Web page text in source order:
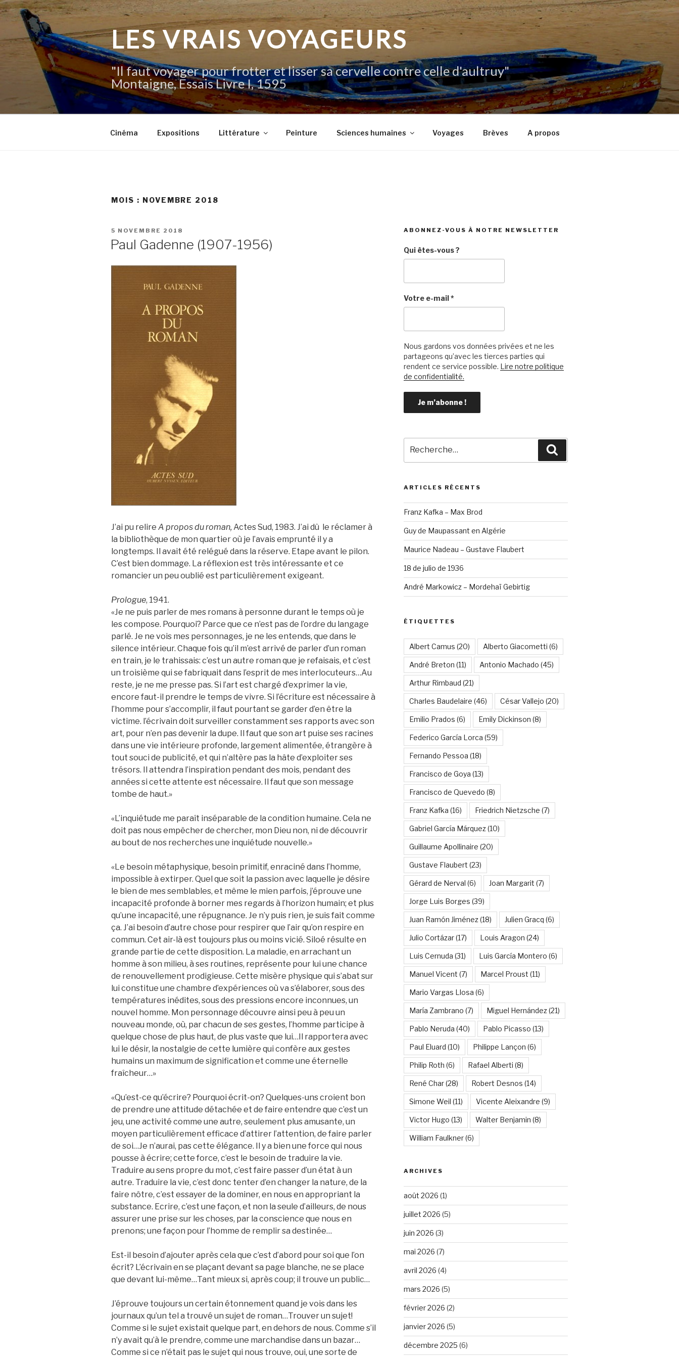
Aller
au
contenu
principal
LES VRAIS VOYAGEURS
"Il faut voyager pour frotter et lisser sa cervelle contre celle d'aultruy"
Montaigne, Essais Livre I, 1595
Cinéma Expositions Littérature Peinture Sciences humaines Voyages Brèves A propos
MOIS : NOVEMBRE 2018
PUBLIÉ
5 NOVEMBRE 2018
Paul Gadenne (1907-1956)
J’ai pu relire A propos du roman, Actes Sud, 1983. J’ai dû le réclamer à
la bibliothèque de mon quartier où je l’avais emprunté il y a
longtemps. Il avait été relégué dans la réserve. Etape avant le pilon.
C’est bien dommage. La réflexion est très intéressante et ce
romancier un peu oublié est particulièrement exigeant.
Prologue, 1941.
«Je ne puis parler de mes romans à personne durant le temps où je
les compose. Pourquoi? Parce que ce n’est pas de l’ordre du langage
parlé. Je ne vois mes personnages, je ne les entends, que dans le
silence intérieur. Chaque fois qu’il m’est arrivé de parler d’un roman
en train, je le trahissais: c’est un autre roman que je refaisais, et c’est
un troisième qui se fabriquait dans l’esprit de mes interlocuteurs…Au
reste, je ne me presse pas. Si l’art est chargé d’exprimer la vie,
encore faut-il prendre le temps de vivre. Si l’écriture est nécessaire à
l’homme pour s’accomplir, il faut pourtant se garder d’en être la
victime. l’écrivain doit surveiller constamment ses rapports avec son
art, pour n’en pas devenir la dupe. Il faut que son art puise ses racines
dans une vie intérieure profonde, largement alimentée, étrangère à
tout souci de publicité, et qui n’altère pas la hâte d’exploiter ses
trésors. Il attendra l’inspiration pendant des mois, pendant des
années si cette attente est nécessaire. Il faut que son message
tombe de haut.»
«L’inquiétude me paraît inséparable de la condition humaine. Cela ne
doit pas nous empêcher de chercher, mon Dieu non, ni de découvrir
au bout de nos recherches une inquiétude nouvelle.»
«Le besoin métaphysique, besoin primitif, enraciné dans l’homme,
impossible à extirper. Quel que soit la passion avec laquelle je désire
le bien de mes semblables, et même le mien parfois, j’éprouve une
incapacité profonde à borner mes regards à l’horizon humain; et plus
qu’une incapacité, une répugnance. Je n’y puis rien, je suis fait comme
ça. J’ai besoin d’autre chose pour respirer que l’air qu’on respire en
commun. Cet air-là est toujours plus ou moins vicié. Siloé résulte en
grande partie de cette disposition. La maladie, en arrachant un
homme à son milieu, à ses routines, représente pour lui une chance
de renouvellement prodigieuse. Cette misère physique qui s’abat sur
lui constitue une chambre d’expériences où va s’élaborer, sous des
températures inédites, sous des pressions encore inconnues, un
nouvel homme. Mon personnage découvre ainsi peu à peu un
nouveau monde, où, par chacun de ses gestes, l’homme participe à
quelque chose de plus haut, de plus vaste que lui…Il rapportera avec
lui le désir, la nostalgie de cette lumière qui confère aux gestes
humains un maximum de signification et comme une éternelle
fraîcheur…»
«Qu’est-ce qu’écrire? Pourquoi écrit-on? Quelques-uns croient bon
de prendre une attitude détachée et de faire entendre que c’est un
jeu, une activité comme une autre, seulement plus amusante, un
moyen particulièrement efficace d’attirer l’attention, de faire parler
de soi…Je n’aurai, pas cette élégance. Il y a bien une force qui nous
pousse à écrire; cette force, c’est le besoin de traduire la vie.
Traduire au sens propre du mot, c’est faire passer d’un état à un
autre. Traduire la vie, c’est donc tenter d’en changer la nature, de la
faire nôtre, c’est essayer de la dominer, en nous en appropriant la
substance. Ecrire, c’est une façon, et non la seule d’ailleurs, de nous
assurer une prise sur les choses, par la conscience que nous en
prenons; une façon pour l’homme de remplir sa destinée…
Est-il besoin d’ajouter après cela que c’est d’abord pour soi que l’on
écrit? L’écrivain en se plaçant devant sa page blanche, ne se place
que devant lui-même…Tant mieux si, après coup; il trouve un public…
J’éprouve toujours un certain étonnement quand je vois dans les
journaux qu’un tel a trouvé un sujet de roman…Trouver un sujet!
Comme si le sujet existait quelque part, en dehors de nous. Comme s’il
n’y avait qu’à le prendre, comme une marchandise dans un bazar…
Comme si ce n’était pas le sujet qui nous trouve, oui, une sorte de
ABONNEZ-VOUS À NOTRE NEWSLETTER
Qui êtes-vous ?
Votre e-mail*
Nous gardons vos données privées et ne les
partageons qu’avec les tierces parties qui
rendent ce service possible. Lire notre politique
de confidentialité.
pour
:
ARTICLES RÉCENTS
Franz Kafka – Max Brod
Guy de Maupassant en Algérie
Maurice Nadeau – Gustave Flaubert
18 de julio de 1936
André Markowicz – Mordehaï Gebirtig
ÉTIQUETTES
Albert Camus (20) Alberto Giacometti (6)
André Breton (11) Antonio Machado (45)
Arthur Rimbaud (21)
Charles Baudelaire (46) César Vallejo (20)
Emilio Prados (6) Emily Dickinson (8)
Federico García Lorca (59)
Fernando Pessoa (18)
Francisco de Goya (13)
Francisco de Quevedo (8)
Franz Kafka (16) Friedrich Nietzsche (7)
Gabriel García Márquez(10)
Guillaume Apollinaire (20)
Gustave Flaubert (23)
Gérard de Nerval (6) Joan Margarit (7)
Jorge Luis Borges (39)
Juan Ramón Jiménez(18) Julien Gracq (6)
Julio Cortázar(17) Louis Aragon (24)
Luis Cernuda (31) Luis García Montero (6)
Manuel Vicent (7) Marcel Proust (11)
Mario Vargas Llosa (6)
María Zambrano (7) Miguel Hernández(21)
Pablo Neruda (40) Pablo Picasso (13)
Paul Eluard (10) Philippe Lançon (6)
Philip Roth (6) Rafael Alberti (8)
René Char(28) Robert Desnos (14)
Simone Weil (11) Vicente Aleixandre (9)
Victor Hugo (13) Walter Benjamin (8)
William Faulkner(6)
ARCHIVES
août 2026 (1)
juillet 2026 (5)
juin 2026 (3)
mai 2026 (7)
avril 2026 (4)
mars 2026 (5)
février 2026 (2)
janvier 2026 (5)
décembre 2025 (6)